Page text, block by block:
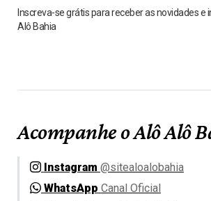
Inscreva-se grátis para receber as novidades e
Alô Bahia
Acompanhe o Alô Alô
Instagram @sitealoalobahia
WhatsApp Canal Oficial